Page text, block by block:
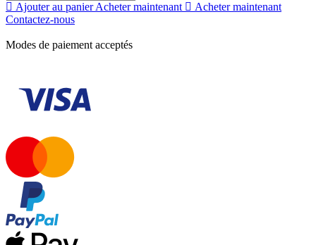
Ajouter au panierAcheter maintenant
Acheter maintenant
Contactez-nous
Modes de paiement acceptés